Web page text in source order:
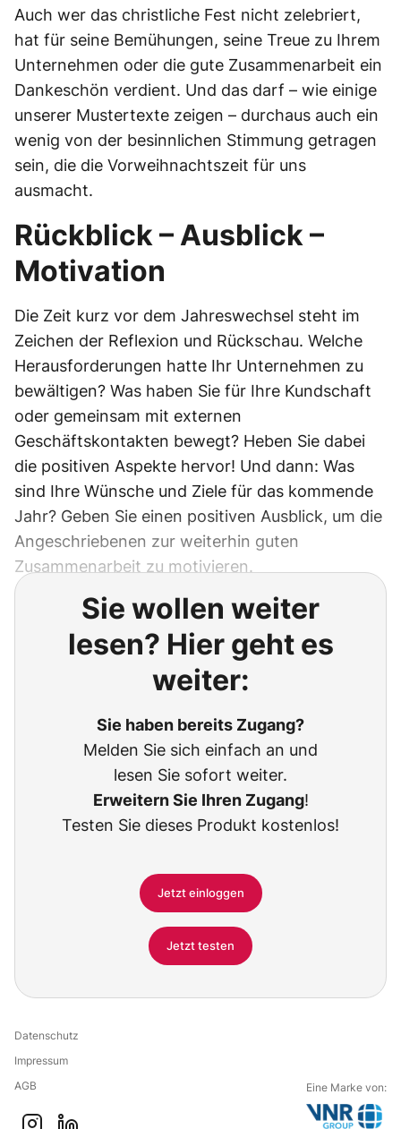
Auch wer das christliche Fest nicht zelebriert,
hat für seine Bemühungen, seine Treue zu Ihrem
Unternehmen oder die gute Zusammenarbeit ein
Dankeschön verdient. Und das darf – wie einige
unserer Mustertexte zeigen – durchaus auch ein
wenig von der besinnlichen Stimmung getragen
sein, die die Vorweihnachtszeit für uns
ausmacht.
Rückblick – Ausblick –
Motivation
Die Zeit kurz vor dem Jahreswechsel steht im
Zeichen der Reflexion und Rückschau. Welche
Herausforderungen hatte Ihr Unternehmen zu
bewältigen? Was haben Sie für Ihre Kundschaft
oder gemeinsam mit externen
Geschäftskontakten bewegt? Heben Sie dabei
die positiven Aspekte hervor! Und dann: Was
sind Ihre Wünsche und Ziele für das kommende
Jahr? Geben Sie einen positiven Ausblick, um die
Angeschriebenen zur weiterhin guten
Zusammenarbeit zu motivieren.
Sie wollen weiter
lesen? Hier geht es
weiter:
Sie haben bereits Zugang?
Melden Sie sich einfach an und
lesen Sie sofort weiter.
Erweitern Sie Ihren Zugang!
Testen Sie dieses Produkt kostenlos!
Jetzt einloggen
Jetzt testen
Datenschutz
Impressum
AGB
Eine Marke von: